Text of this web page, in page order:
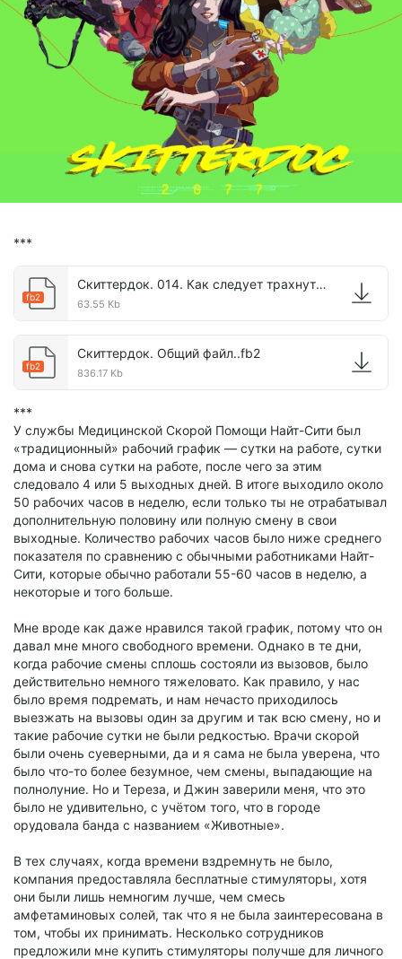
***
fb2
Скиттердок. 014. Как следует трахнутый..fb2
63.55 Kb
fb2
Скиттердок. Общий файл..fb2
836.17 Kb
***
У службы Медицинской Скорой Помощи Найт-Сити был
«традиционный» рабочий график — сутки на работе, сутки
дома и снова сутки на работе, после чего за этим
следовало 4 или 5 выходных дней. В итоге выходило около
50 рабочих часов в неделю, если только ты не отрабатывал
дополнительную половину или полную смену в свои
выходные. Количество рабочих часов было ниже среднего
показателя по сравнению с обычными работниками Найт-
Сити, которые обычно работали 55-60 часов в неделю, а
некоторые и того больше.
Мне вроде как даже нравился такой график, потому что он
давал мне много свободного времени. Однако в те дни,
когда рабочие смены сплошь состояли из вызовов, было
действительно немного тяжеловато. Как правило, у нас
было время подремать, и нам нечасто приходилось
выезжать на вызовы один за другим и так всю смену, но и
такие рабочие сутки не были редкостью. Врачи скорой
были очень суеверными, да и я сама не была уверена, что
было что-то более безумное, чем смены, выпадающие на
полнолуние. Но и Тереза, и Джин заверили меня, что это
было не удивительно, с учётом того, что в городе
орудовала банда с названием «Животные».
В тех случаях, когда времени вздремнуть не было,
компания предоставляла бесплатные стимуляторы, хотя
они были лишь немногим лучше, чем смесь
амфетаминовых солей, так что я не была заинтересована в
том, чтобы их принимать. Несколько сотрудников
предложили мне купить стимуляторы получше для личного